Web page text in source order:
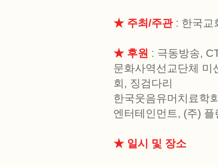
★ 주최/주관: 한국교
★ 후원 : 극동방송,
문화사역선교단체 미
회, 징검다리
한국웃음유머치료학
엔터테인먼트, (주)
★ 일시 및 장소